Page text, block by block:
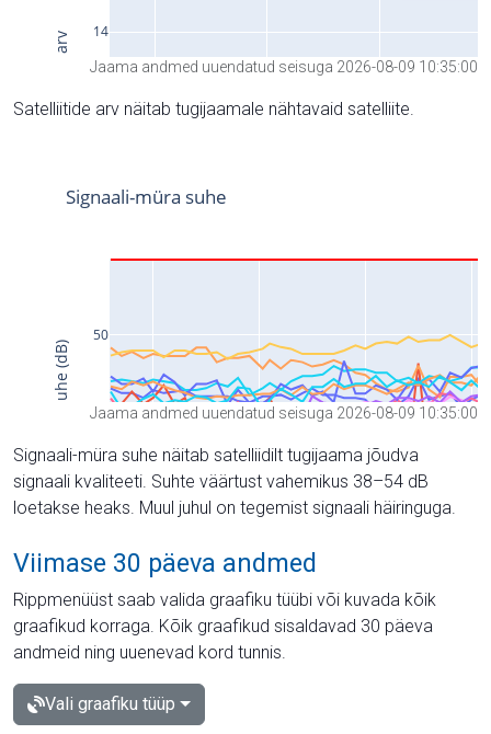
Jaama andmed uuendatud seisuga 2026-08-09 10:35:00
Satelliitide arv näitab tugijaamale nähtavaid satelliite.
Jaama andmed uuendatud seisuga 2026-08-09 10:35:00
Signaali-müra suhe näitab satelliidilt tugijaama jõudva
signaali kvaliteeti. Suhte väärtust vahemikus 38–54 dB
loetakse heaks. Muul juhul on tegemist signaali häiringuga.
Viimase 30 päeva andmed
Rippmenüüst saab valida graafiku tüübi või kuvada kõik
graafikud korraga. Kõik graafikud sisaldavad 30 päeva
andmeid ning uuenevad kord tunnis.
Vali graafiku tüüp